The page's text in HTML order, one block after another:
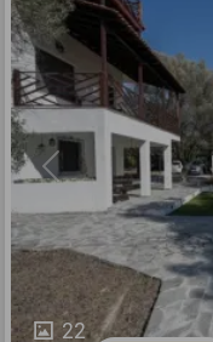
22
Previous